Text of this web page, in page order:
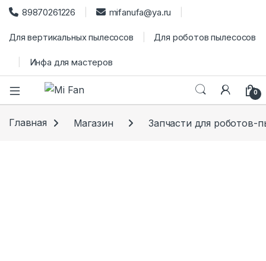
89870261226 mifanufa@ya.ru
Для вертикальных пылесосов Для роботов пылесосов
Инфа для мастеров
0
Главная Магазин Запчасти для роботов-